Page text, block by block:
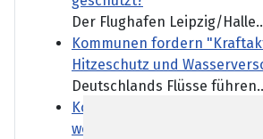
Der Flughafen Leipzig/
Kommunen fordern
Hitzeschutz und
Deutschlands Flüsse
Kommentar: Klimaschutz
werden